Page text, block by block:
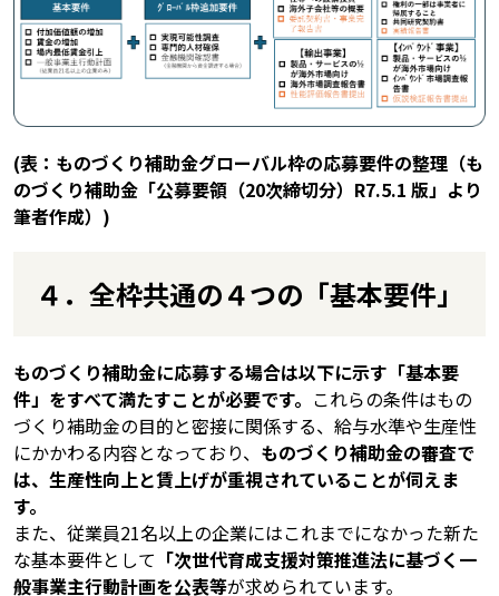
(表：ものづくり補助金グローバル枠の応募要件の整理（も
のづくり補助金「公募要領（20次締切分）R7.5.1 版」より
筆者作成）)
４．全枠共通の４つの「基本要件」
ものづくり補助金に応募する場合は以下に示す「基本要
件」をすべて満たすことが必要です。 これらの条件はもの
づくり補助金の目的と密接に関係する、給与水準や生産性
にかかわる内容となっており、 ものづくり補助金の審査で
は、生産性向上と賃上げが重視されていることが伺えま
す。
また、従業員21名以上の企業にはこれまでになかった新た
な基本要件として 「次世代育成支援対策推進法に基づく一
般事業主行動計画を公表等が求められています。